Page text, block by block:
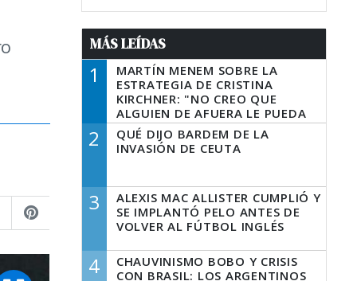
MÁS LEÍDAS
1
MARTÍN MENEM SOBRE LA
ESTRATEGIA DE CRISTINA
KIRCHNER: "NO CREO QUE
ALGUIEN DE AFUERA LE PUEDA
DECIR A LA JUSTICIA LO QUE
TIENE QUE HACER"
2
QUÉ DIJO BARDEM DE LA
INVASIÓN DE CEUTA
3
ALEXIS MAC ALLISTER CUMPLIÓ Y
SE IMPLANTÓ PELO ANTES DE
VOLVER AL FÚTBOL INGLÉS
4
CHAUVINISMO BOBO Y CRISIS
CON BRASIL: LOS ARGENTINOS